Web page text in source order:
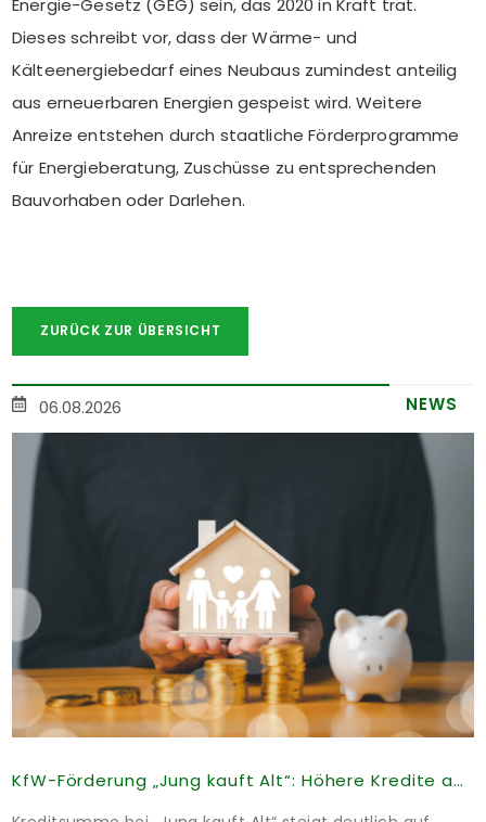
Energie-Gesetz (GEG) sein, das 2020 in Kraft trat.
Dieses schreibt vor, dass der Wärme- und
Kälteenergiebedarf eines Neubaus zumindest anteilig
aus erneuerbaren Energien gespeist wird. Weitere
Anreize entstehen durch staatliche Förderprogramme
für Energieberatung, Zuschüsse zu entsprechenden
Bauvorhaben oder Darlehen.
ZURÜCK ZUR ÜBERSICHT
06.08.2026 NEWS
KfW-Förderung „Jung kauft Alt“: Höhere Kredite ab August 2026